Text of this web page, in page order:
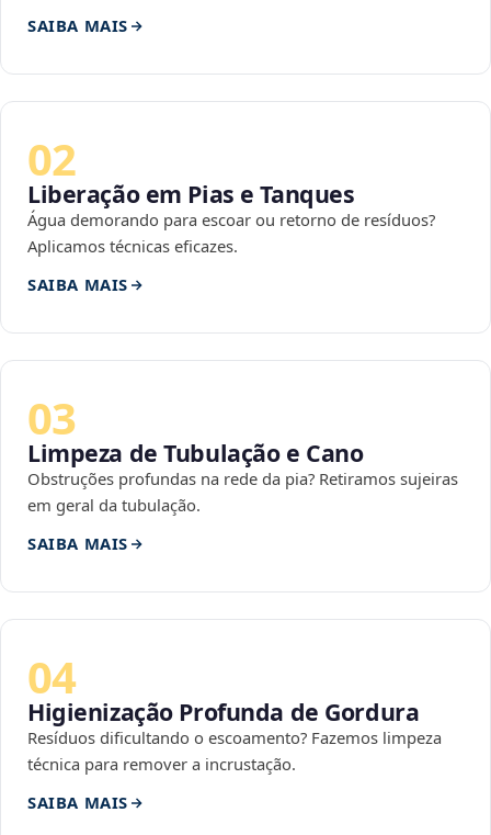
SAIBA MAIS
02
Liberação em Pias e Tanques
Água demorando para escoar ou retorno de resíduos?
Aplicamos técnicas eficazes.
SAIBA MAIS
03
Limpeza de Tubulação e Cano
Obstruções profundas na rede da pia? Retiramos sujeiras
em geral da tubulação.
SAIBA MAIS
04
Higienização Profunda de Gordura
Resíduos dificultando o escoamento? Fazemos limpeza
técnica para remover a incrustação.
SAIBA MAIS